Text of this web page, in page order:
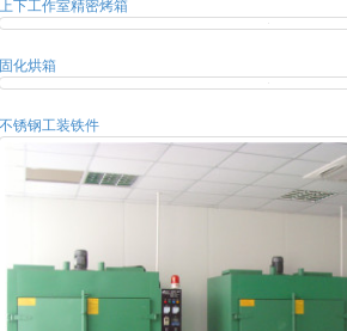
上下工作室精密烤箱
固化烘箱
不锈钢工装铁件